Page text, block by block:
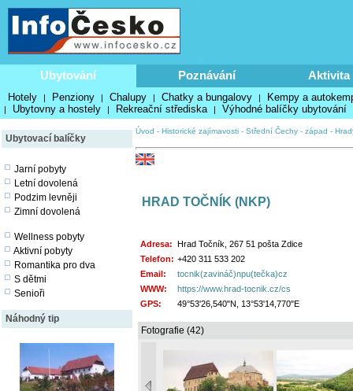
Ubytování Poznávání Aktivita
Hotely | Penziony | Chalupy | Chatky a bungalovy | Kempy a
| Ubytovny a hostely | Rekreační střediska | Výhodné balíčky ubytování
Ubytovací balíčky
Jarní pobyty
Letní dovolená
Podzim levněji
Zimní dovolená
Wellness pobyty
Aktivní pobyty
Romantika pro dva
S dětmi
Senioři
Náhodný tip
Úvod - Historické zajímavosti - Střední Čechy - západ -
HRAD TOČNÍK (NKP)
Adresa: Hrad Točník, 267 51 pošta Zdice
Telefon: +420 311 533 202
Email:
tocnik(zavináč)npu(tečka)cz
WWW:
https://www.hrad-tocnik.cz/cs
GPS:
49°53'26,540"N, 13°53'14,770"E
Fotografie (42)